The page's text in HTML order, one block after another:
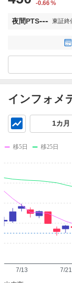
-0.66%
夜間PTS--- 東証終
インフォメ
1カ月
7/13 7/21
移5日 移25日